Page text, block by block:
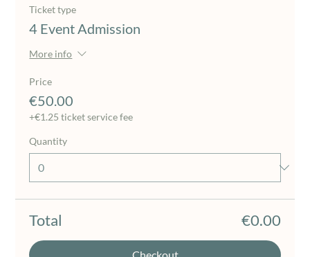
Ticket type
4 Event Admission
More info
Price
€50.00
+€1.25 ticket service fee
Quantity
Total €0.00